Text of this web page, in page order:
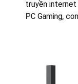
truyền internet
PC Gaming,